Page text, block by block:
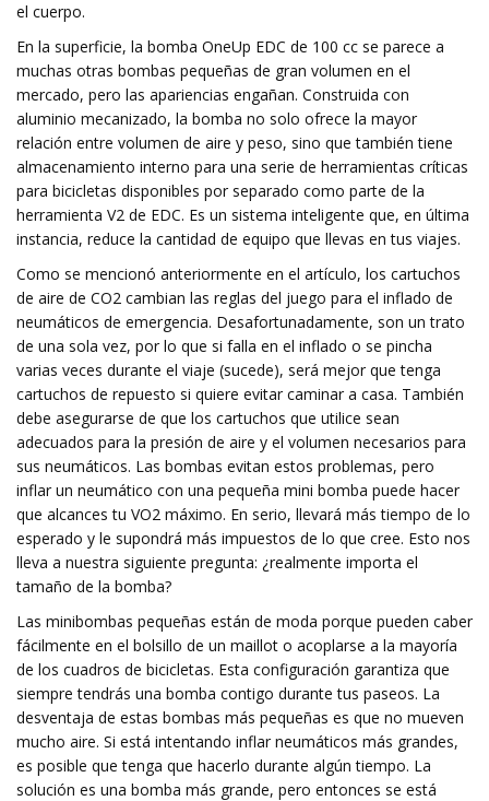
el cuerpo.
En la superficie, la bomba OneUp EDC de 100 cc se parece a
muchas otras bombas pequeñas de gran volumen en el
mercado, pero las apariencias engañan. Construida con
aluminio mecanizado, la bomba no solo ofrece la mayor
relación entre volumen de aire y peso, sino que también tiene
almacenamiento interno para una serie de herramientas críticas
para bicicletas disponibles por separado como parte de la
herramienta V2 de EDC. Es un sistema inteligente que, en última
instancia, reduce la cantidad de equipo que llevas en tus viajes.
Como se mencionó anteriormente en el artículo, los cartuchos
de aire de CO2 cambian las reglas del juego para el inflado de
neumáticos de emergencia. Desafortunadamente, son un trato
de una sola vez, por lo que si falla en el inflado o se pincha
varias veces durante el viaje (sucede), será mejor que tenga
cartuchos de repuesto si quiere evitar caminar a casa. También
debe asegurarse de que los cartuchos que utilice sean
adecuados para la presión de aire y el volumen necesarios para
sus neumáticos. Las bombas evitan estos problemas, pero
inflar un neumático con una pequeña mini bomba puede hacer
que alcances tu VO2 máximo. En serio, llevará más tiempo de lo
esperado y le supondrá más impuestos de lo que cree. Esto nos
lleva a nuestra siguiente pregunta: ¿realmente importa el
tamaño de la bomba?
Las minibombas pequeñas están de moda porque pueden caber
fácilmente en el bolsillo de un maillot o acoplarse a la mayoría
de los cuadros de bicicletas. Esta configuración garantiza que
siempre tendrás una bomba contigo durante tus paseos. La
desventaja de estas bombas más pequeñas es que no mueven
mucho aire. Si está intentando inflar neumáticos más grandes,
es posible que tenga que hacerlo durante algún tiempo. La
solución es una bomba más grande, pero entonces se está